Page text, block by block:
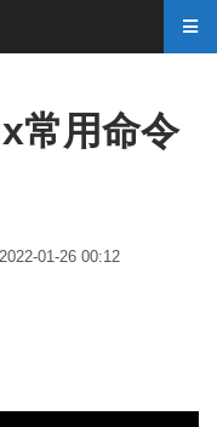
常用命令
01-26 00:12